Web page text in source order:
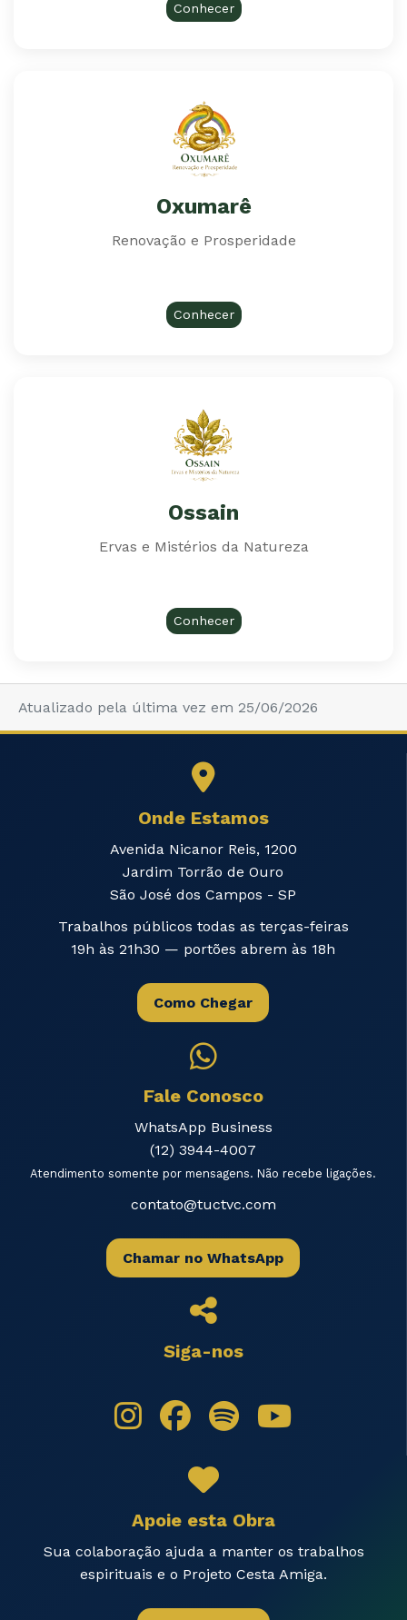
Conhecer
Oxumarê
Renovação e Prosperidade
Conhecer
Ossain
Ervas e Mistérios da Natureza
Conhecer
Atualizado pela última vez em 25/06/2026
Onde Estamos
Avenida Nicanor Reis, 1200
Jardim Torrão de Ouro
São José dos Campos - SP
Trabalhos públicos todas as terças-feiras
19h às 21h30 — portões abrem às 18h
Como Chegar
Fale Conosco
WhatsApp Business
(12) 3944-4007
Atendimento somente por mensagens. Não recebe ligações.
contato@tuctvc.com
Chamar no WhatsApp
Siga-nos
Apoie esta Obra
Sua colaboração ajuda a manter os trabalhos
espirituais e o Projeto Cesta Amiga.